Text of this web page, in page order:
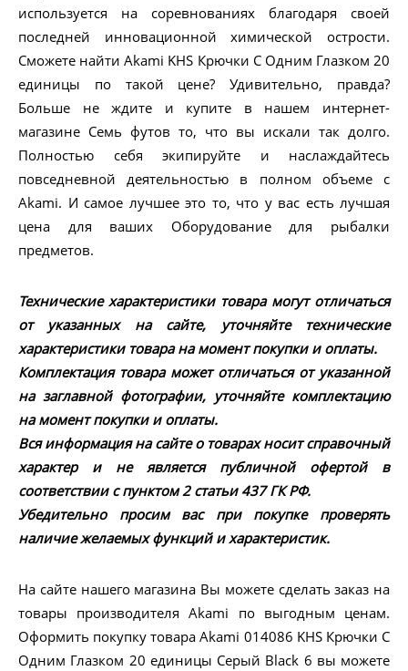
используется на соревнованиях благодаря своей
последней инновационной химической острости.
Сможете найти Akami KHS Крючки С Одним Глазком 20
единицы по такой цене? Удивительно, правда?
Больше не ждите и купите в нашем интернет-
магазине Семь футов то, что вы искали так долго.
Полностью себя экипируйте и наслаждайтесь
повседневной деятельностью в полном объеме с
Akami. И самое лучшее это то, что у вас есть лучшая
цена для ваших Оборудование для рыбалки
предметов.
Технические характеристики товара могут отличаться
от указанных на сайте, уточняйте технические
характеристики товара на момент покупки и оплаты.
Комплектация товара может отличаться от указанной
на заглавной фотографии, уточняйте комплектацию
на момент покупки и оплаты.
Вся информация на сайте о товарах носит справочный
характер и не является публичной офертой в
соответствии с пунктом 2 статьи 437 ГК РФ.
Убедительно просим вас при покупке проверять
наличие желаемых функций и характеристик.
На сайте нашего магазина Вы можете сделать заказ на
товары производителя Akami по выгодным ценам.
Оформить покупку товара Akami 014086 KHS Крючки С
Одним Глазком 20 единицы Серый Black 6 вы можете